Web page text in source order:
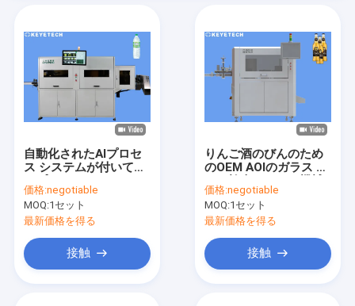
自動化されたAIプロセ
ス システムが付いてい
ビンの点検機械
価格:negotiable
MOQ:1セット
最新価格を得る
接触
りんご酒のびんのため
のOEM AOIのガラス ビ
価格:negotiable
MOQ:1セット
最新価格を得る
接触